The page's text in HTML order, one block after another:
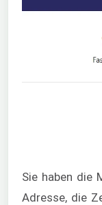
Sie haben die
Adresse, die